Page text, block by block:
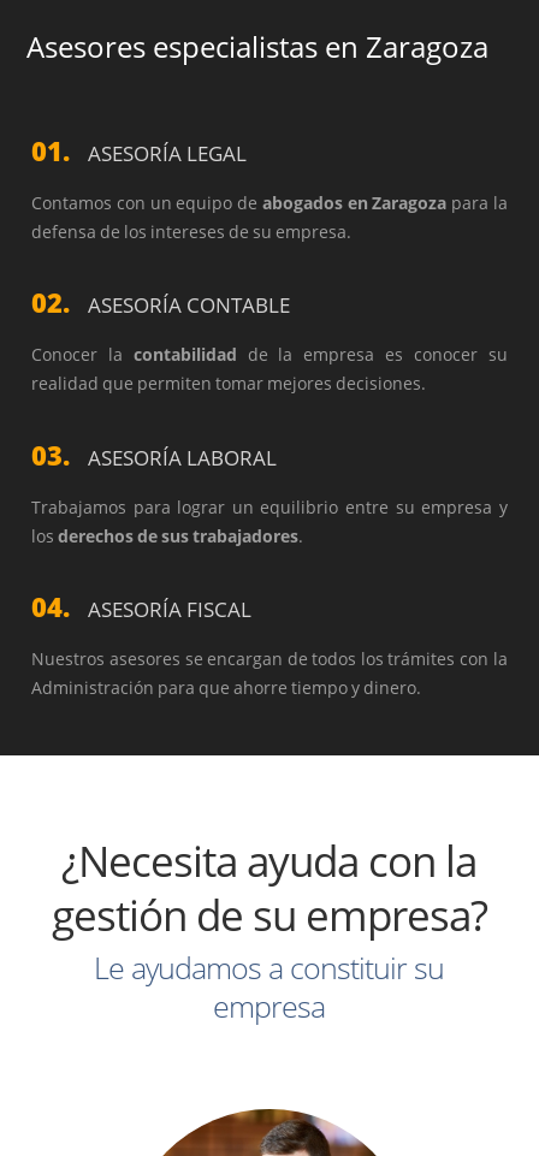
Asesores especialistas en Zaragoza
01. ASESORÍA LEGAL
Contamos con un equipo de abogados en Zaragoza para la
defensa de los intereses de su empresa.
02. ASESORÍA CONTABLE
Conocer la contabilidad de la empresa es conocer su
realidad que permiten tomar mejores decisiones.
03. ASESORÍA LABORAL
Trabajamos para lograr un equilibrio entre su empresa y
losderechos de sus trabajadores.
04. ASESORÍA FISCAL
Nuestros asesores se encargan de todos los trámites con la
Administración para que ahorre tiempo y dinero.
¿Necesita ayuda con la
gestión de su empresa?
Le ayudamos a constituir su
empresa